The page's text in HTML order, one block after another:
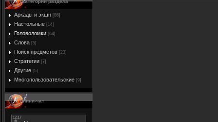
Категории раздела
Аркады и экшн [86]
Настольные [14]
Головоломки [64]
Слова [5]
Поиск предметов [23]
Стратегии [7]
Другие [5]
Многопользовательские [9]
Мини-чат